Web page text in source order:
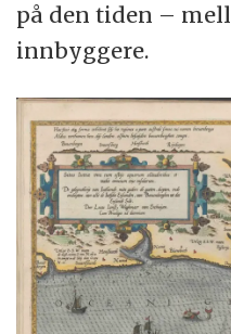
på den tiden –
innbyggere.